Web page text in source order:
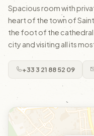
Spacious room with
heart of the town of
the foot of the
city and visiting all its
+33 3 21 88 52 09